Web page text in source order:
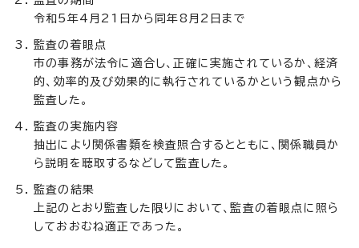
令和5年4月21日から同年8月2日まで
監査の着眼点
市の事務が法令に適合し、正確に実施されているか、経済
的、効率的及び効果的に執行されているかという観点から
監査した。
監査の実施内容
抽出により関係書類を検査照合するとともに、関係職員か
ら説明を聴取するなどして監査した。
監査の結果
上記のとおり監査した限りにおいて、監査の着眼点に照ら
しておおむね適正であった。